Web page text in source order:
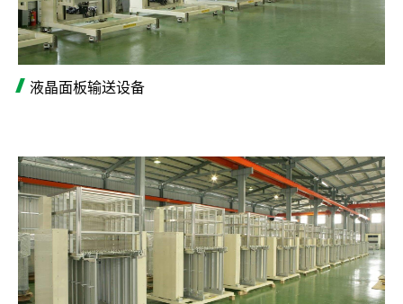
液晶面板输送设备